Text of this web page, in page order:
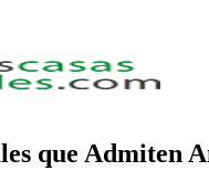
que Admiten